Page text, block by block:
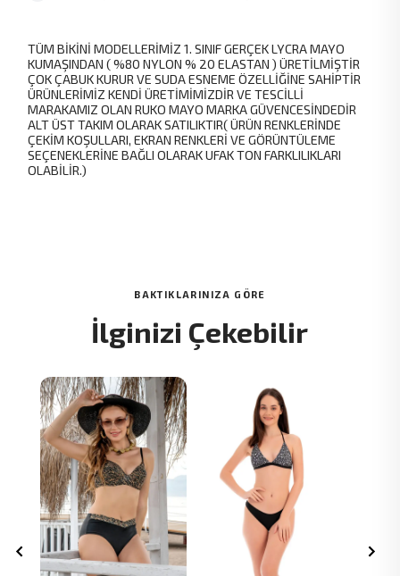
TÜM BİKİNİ MODELLERİMİZ 1. SINIF GERÇEK LYCRA MAYO
KUMAŞINDAN ( %80 NYLON % 20 ELASTAN ) ÜRETİLMİŞTİR
ÇOK ÇABUK KURUR VE SUDA ESNEME ÖZELLİĞİNE SAHİPTİR
ÜRÜNLERİMİZ KENDİ ÜRETİMİMİZDİR VE TESCİLLİ
MARAKAMIZ OLAN RUKO MAYO MARKA GÜVENCESİNDEDİR
ALT ÜST TAKIM OLARAK SATILIKTIR( ÜRÜN RENKLERİNDE
ÇEKİM KOŞULLARI, EKRAN RENKLERİ VE GÖRÜNTÜLEME
SEÇENEKLERİNE BAĞLI OLARAK UFAK TON FARKLILIKLARI
OLABİLİR.)
BAKTIKLARINIZA GÖRE
İlginizi Çekebilir